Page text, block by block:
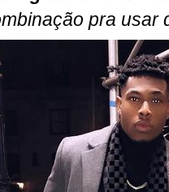
pra usar